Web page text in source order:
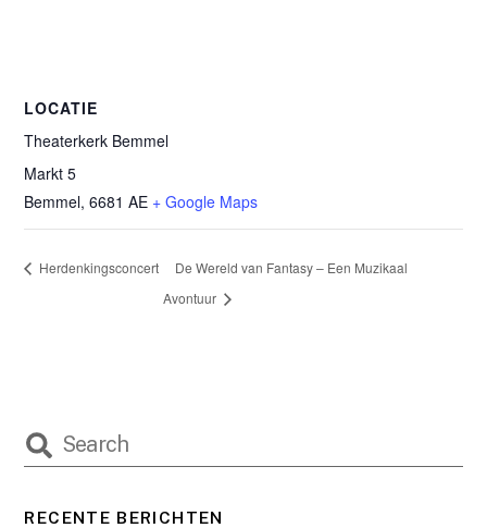
LOCATIE
Theaterkerk Bemmel
Markt 5
Bemmel, 6681 AE + Google Maps
Herdenkingsconcert
De Wereld van Fantasy – Een Muzikaal
Avontuur
RECENTE BERICHTEN